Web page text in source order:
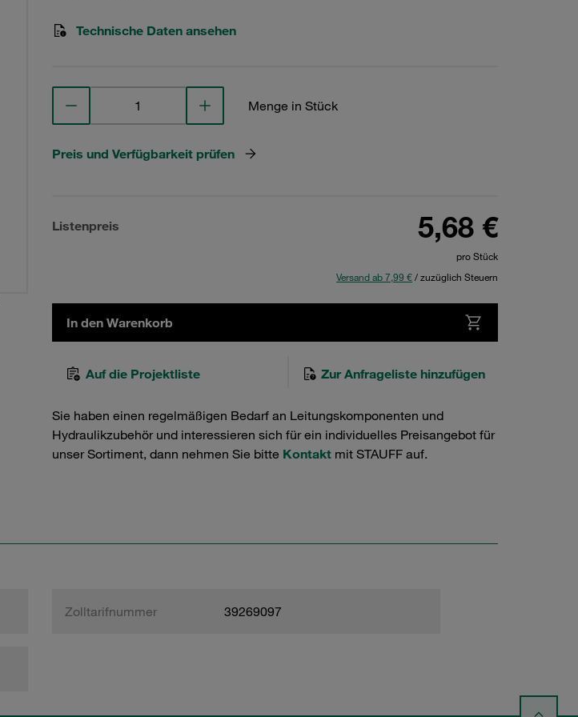
Technische Daten ansehen
Menge in Stück
Preis und Verfügbarkeit prüfen
Listenpreis 5,68 €
pro Stück
Versand ab 7,99 €/ zuzüglich Steuern
In den Warenkorb
Auf die Projektliste Zur Anfrageliste hinzufügen
Sie haben einen regelmäßigen Bedarf an Leitungskomponenten und
Hydraulikzubehör und interessieren sich für ein individuelles Preisangebot für
unser Sortiment, dann nehmen Sie bitte Kontakt mit STAUFF auf.
Zolltarifnummer 39269097